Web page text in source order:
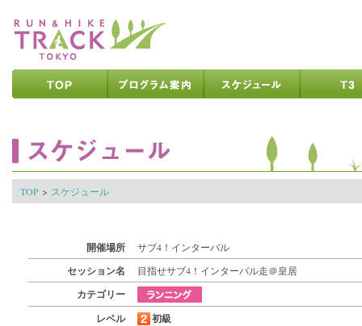
TOP > スケジュール
開催場所 サブ4！インターバル
セッション名 目指せサブ4！インターバル走＠皇居
カテゴリー
レベル
初級